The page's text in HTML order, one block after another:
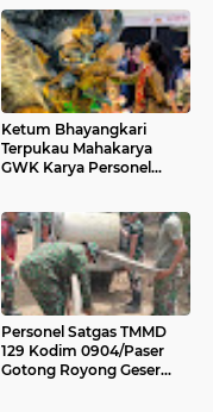
Ketum Bhayangkari
Terpukau Mahakarya
GWK Karya Personel
Personel Satgas TMMD
129 Kodim 0904/Paser
Gotong Royong Geser